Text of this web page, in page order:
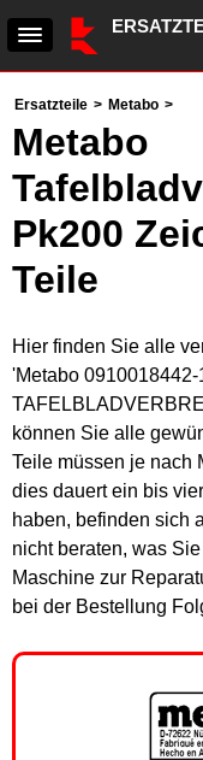
Ersatzteile > Metabo >
Metabo
Pk200
Teile
Hier finden Sie alle
'Metabo 0910018442-
können Sie alle
Teile müssen je nach
dies dauert ein bis
haben, befinden sich
nicht beraten, was
Maschine zur
bei der Bestellung